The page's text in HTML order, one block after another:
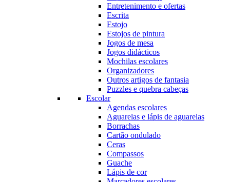
Entretenimento e ofertas
Escrita
Estojo
Estojos de pintura
Jogos de mesa
Jogos didácticos
Mochilas escolares
Organizadores
Outros artigos de fantasia
Puzzles e quebra cabeças
Escolar
Agendas escolares
Aguarelas e lápis de aguarelas
Borrachas
Cartão ondulado
Ceras
Compassos
Guache
Lápis de cor